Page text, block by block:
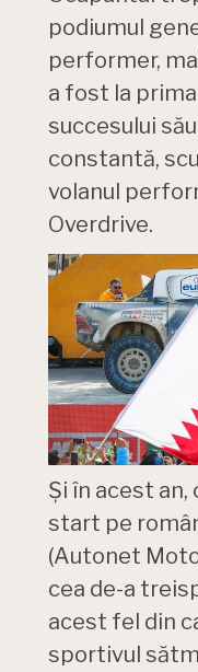
podiumul
performer,
a fost la
succesului
constantă,
volanul
Overdrive.
Și în acest
start pe
(Autonet
cea de-a
acest fel din
sportivul